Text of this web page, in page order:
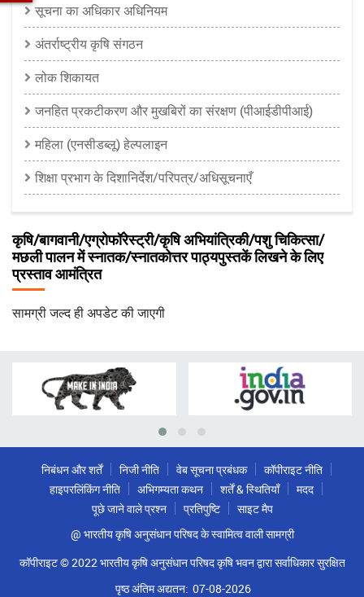
सूचना का अधिकार अधिनियम
अंतर्राष्ट्रीय कृषि संगठन
लोक शिकायत
जनहित प्रकटीकरण और मुखबिरों का संरक्षण (पीआईडीपीआई)
महिला (एनसीडब्लू) हेल्पलाइन
शिक्षा प्रभाग के दिशानिर्देश/परिपत्र/अधिसूचनाएँ
कृषि/बागवानी/एग्रोफॉरेस्ट्री/कृषि अभियांत्रिकी/पशु चिकित्सा/
मछली पालन में स्नातक/स्नातकोत्तर पाठ्यपुस्तकें लिखने के लिए
प्रस्ताव आमंत्रित
सामग्री जल्द ही अपडेट की जाएगी
निबंधन और शर्तें निजी नीति वेब सूचना प्रबंधक
कॉपीराइट नीति
हाइपरलिंकिंग नीति
अभिगम्यता कथन शर्तें & स्थितियाँ
मदद
पूछे जाने वाले प्रश्न
प्रतिपुष्टि
साइट मैप
@ भारतीय कृषि अनुसंधान परिषद के स्वामित्व वाली सामग्री
कॉपीराइट © 2022 भारतीय कृषि अनुसंधान परिषद कृषि भवन द्वारा सर्वाधिकार सुरक्षित
पृष्ठ अंतिम अद्यतन: 07-08-2026